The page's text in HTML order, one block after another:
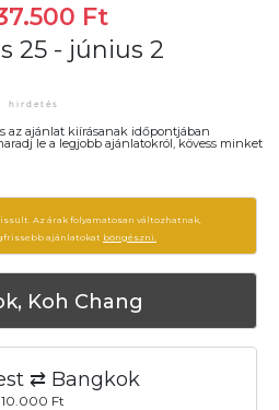
Ft
25 - június 2
az ajánlat kiírásanak időpontjában
le a legjobb ajánlatokról, kövess minket
Az árak folyamatosan változhatnak,
ajánlatokat böngészni.
Koh Chang
⇄ Bangkok
Ft